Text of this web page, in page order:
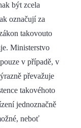
být zcela
označují za
takovouto
Ministerstvo
v případě, v
převažuje
takovéhoto
jednoznačně
neboť